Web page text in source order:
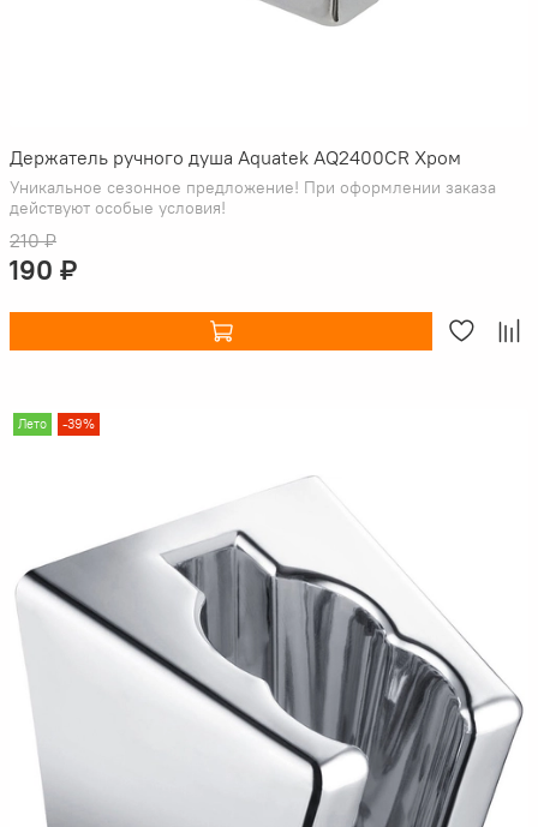
Держатель ручного душа Aquatek AQ2400CR Хром
Уникальное сезонное предложение! При оформлении заказа
действуют особые условия!
210 ₽
190 ₽
Лето -39%